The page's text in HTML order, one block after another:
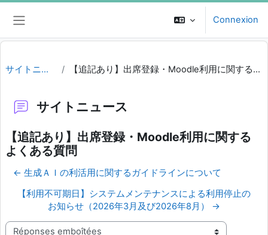
Passer au contenu principal
Connexion
サイトニュース 【追記あり】出席登録・Moodle利用に関するよくある質問
サイトニュース
【追記あり】出席登録・Moodle利用に関する
よくある質問
← 生成ＡＩの利活用に関するガイドラインについて
【利用不可期日】システムメンテナンスによる利用停止の
お知らせ（2026年3月及び2026年8月） →